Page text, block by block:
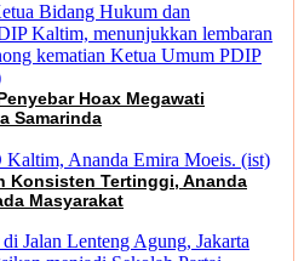
Hoax Megawati
Samarinda
Konsisten Tertinggi, Ananda
Masyarakat